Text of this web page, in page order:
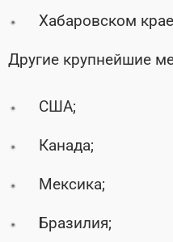
Хабаровском
Другие крупнейшие
США;
Канада;
Мексика;
Бразилия;